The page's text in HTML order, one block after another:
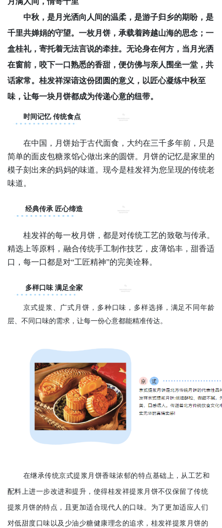
中秋，是月光洒向人间的温柔，是游子归乡的期盼，是
千里共婵娟的守望。一枚月饼，承载着跨越山海的思念；一
盒桂礼，寄托着无法言说的牵挂。无论身在何方，当月光洒
在窗前，咬下一口熟悉的香甜，便仿佛与亲人围坐一堂，共
话家常。桂发祥深谙这份团圆的意义，以匠心凝练中秋至
味，让每一块月饼都成为传递心意的纽带。
时间记忆 传统食点
在中国，月饼始于古代面食，大约在三千多年前，只是
简单的面皮包糖浆馅心做出来的圆饼。月饼的记忆是家里的
模子刻出来的妈妈的味道。现今是桂发祥为您呈现的传统老
味道。
经典传承 匠心缔造
桂发祥的每一枚月饼，都是对传统工艺的致敬与传承。
精选上等原料，融合传统手工制作技艺，皮薄馅丰，甜香适
口，每一口都是对“工匠精神”的完美诠释。
多样口味 满足全家
京式提浆、广式月饼，多种口味，多样选择，满足不同年龄
层、不同口味的需求，让每一份心意都能精准传达。
在继承传统京式提浆月饼香味浓郁的特点基础上，从工艺和
配料上进一步改进和提升，使得桂发祥提浆月饼不仅保留了传统
提浆月饼的特点，且更加适合现代人的口味。 为了更加适应人们
对低甜度口味以及少油少糖健康理念的追求，桂发祥提浆月饼的